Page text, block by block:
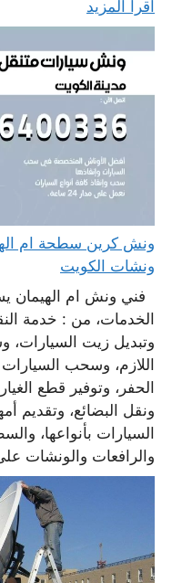
اقرأ المزيد
ونشات الكويت
فني ونش ام الهيمان
الخدمات، من : خدمة
وتبديل زيت السيارات،
اللازم، وسحب
الحفر، وتوفير قطع
ونقل البضائع، وتقديم
السيارات بأنواعها،
والرافعات والونشات